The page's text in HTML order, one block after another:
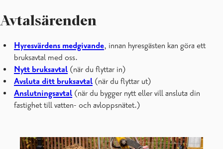
Avtalsärenden
Hyresvärdens medgivande, innan hyresgästen kan göra ett
bruksavtal med oss.
Nytt bruksavtal (när du flyttar in)
Avsluta ditt bruksavtal (när du flyttar ut)
Anslutningsavtal (när du bygger nytt eller vill ansluta din
fastighet till vatten- och avloppsnätet.)